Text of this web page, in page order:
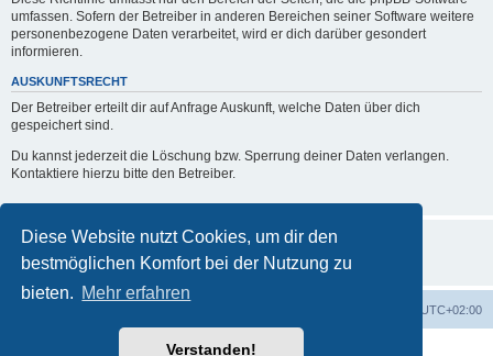
Diese Website nutzt Cookies, um dir den
bestmöglichen Komfort bei der Nutzung zu
bieten. Mehr erfahren
Verstanden!
umfassen. Sofern der Betreiber in anderen Bereichen seiner Software weitere
personenbezogene Daten verarbeitet, wird er dich darüber gesondert
informieren.
AUSKUNFTSRECHT
Der Betreiber erteilt dir auf Anfrage Auskunft, welche Daten über dich
gespeichert sind.
Du kannst jederzeit die Löschung bzw. Sperrung deiner Daten verlangen.
Kontaktiere hierzu bitte den Betreiber.
UTC+02:00
Powered byphpBB® Forum Software © phpBB Limited